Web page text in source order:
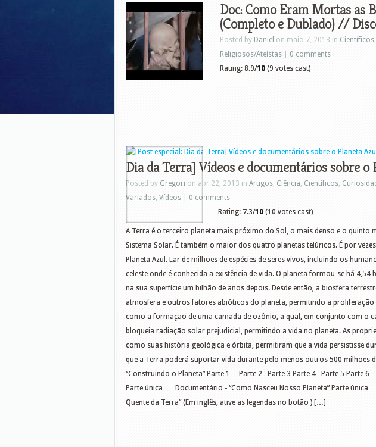
Doc: Como Eram Mortas as
(Completo e Dublado) //
Posted by Daniel on maio 7, 2013 in Científicos,
Religiosos/Ateístas
0 comments
Rating: 8.9/10 (9 votes cast)
Dia da Terra] Vídeos e documentários sobre o
Posted by Gregori on abr 22, 2013 in Artigos, Ciência, Científicos,
Variados, Vídeos
0 comments
Rating: 7.3/10 (10 votes cast)
A Terra é o terceiro planeta mais próximo do Sol, o mais denso e o quinto
Sistema Solar. É também o maior dos quatro planetas telúricos. É por
Planeta Azul. Lar de milhões de espécies de seres vivos, incluindo os
celeste onde é conhecida a existência de vida. O planeta formou-se há 4,54
na sua superfície um bilhão de anos depois. Desde então, a biosfera
atmosfera e outros fatores abióticos do planeta, permitindo a
como a formação de uma camada de ozônio, a qual, em conjunto com o
bloqueia radiação solar prejudicial, permitindo a vida no planeta. As
como suas história geológica e órbita, permitiram que a vida persistisse
que a Terra poderá suportar vida durante pelo menos outros 500 milhões
“Construindo o Planeta” Parte 1 Parte 2 Parte 3 Parte 4 Parte 5 Parte
Parte única Documentário - “Como Nasceu Nosso Planeta” Parte
Quente da Terra” (Em inglês, ative as legendas no botão ) […]